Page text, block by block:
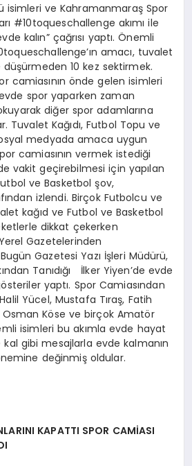
isimleri ve Kahramanmaraş Spor
#10toqueschallenge akımı ile
kalın” çağrısı yaptı. Önemli
amacı, tuvalet
düşürmeden 10 kez sektirmek.
camiasının önde gelen isimleri
spor yaparken zaman
diğer spor adamlarına
Tuvalet Kağıdı, Futbol Topu ve
medyada amaca uygun
camiasının vermek istediği
vakit geçirebilmesi için yapılan
ve Basketbol şov,
izlendi. Birçok Futbolcu ve
kağıd ve Futbol ve Basketbol
dikkat çekerken
Gazetelerinden
Gazetesi Yazı İşleri Müdürü,
Tanıdığı İlker Yiyen’de evde
yaptı. Spor Camiasından
Yücel, Mustafa Tıraş, Fatih
Osman Köse ve birçok Amatör
isimleri bu akımla evde hayat
gibi mesajlarla evde kalmanın
değinmiş oldular.
KAPATTI SPOR CAMİASI